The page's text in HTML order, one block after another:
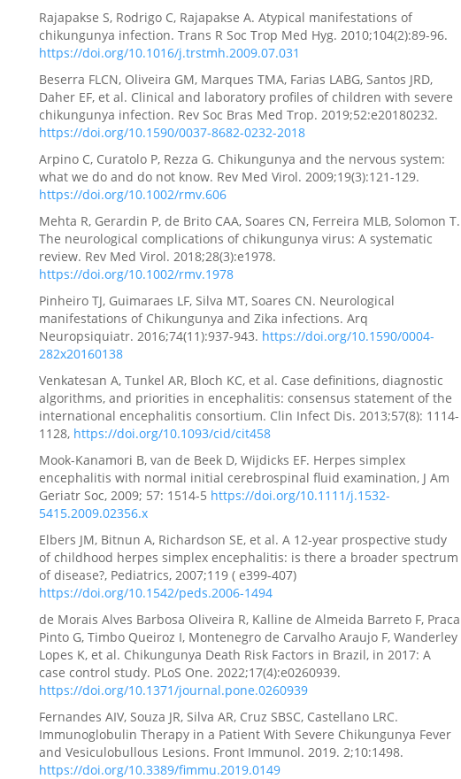
Rajapakse S, Rodrigo C, Rajapakse A. Atypical manifestations of
chikungunya infection. Trans R Soc Trop Med Hyg. 2010;104(2):89-96.
https://doi.org/10.1016/j.trstmh.2009.07.031
Beserra FLCN, Oliveira GM, Marques TMA, Farias LABG, Santos JRD,
Daher EF, et al. Clinical and laboratory profiles of children with severe
chikungunya infection. Rev Soc Bras Med Trop. 2019;52:e20180232.
https://doi.org/10.1590/0037-8682-0232-2018
Arpino C, Curatolo P, Rezza G. Chikungunya and the nervous system:
what we do and do not know. Rev Med Virol. 2009;19(3):121-129.
https://doi.org/10.1002/rmv.606
Mehta R, Gerardin P, de Brito CAA, Soares CN, Ferreira MLB, Solomon T.
The neurological complications of chikungunya virus: A systematic
review. Rev Med Virol. 2018;28(3):e1978.
https://doi.org/10.1002/rmv.1978
Pinheiro TJ, Guimaraes LF, Silva MT, Soares CN. Neurological
manifestations of Chikungunya and Zika infections. Arq
Neuropsiquiatr. 2016;74(11):937-943. https://doi.org/10.1590/0004-
282x20160138
Venkatesan A, Tunkel AR, Bloch KC, et al. Case definitions, diagnostic
algorithms, and priorities in encephalitis: consensus statement of the
international encephalitis consortium. Clin Infect Dis. 2013;57(8): 1114-
1128, https://doi.org/10.1093/cid/cit458
Mook-Kanamori B, van de Beek D, Wijdicks EF. Herpes simplex
encephalitis with normal initial cerebrospinal fluid examination, J Am
Geriatr Soc, 2009; 57: 1514-5 https://doi.org/10.1111/j.1532-
5415.2009.02356.x
Elbers JM, Bitnun A, Richardson SE, et al. A 12-year prospective study
of childhood herpes simplex encephalitis: is there a broader spectrum
of disease?, Pediatrics, 2007;119 ( e399-407)
https://doi.org/10.1542/peds.2006-1494
de Morais Alves Barbosa Oliveira R, Kalline de Almeida Barreto F, Praca
Pinto G, Timbo Queiroz I, Montenegro de Carvalho Araujo F, Wanderley
Lopes K, et al. Chikungunya Death Risk Factors in Brazil, in 2017: A
case control study. PLoS One. 2022;17(4):e0260939.
https://doi.org/10.1371/journal.pone.0260939
Fernandes AIV, Souza JR, Silva AR, Cruz SBSC, Castellano LRC.
Immunoglobulin Therapy in a Patient With Severe Chikungunya Fever
and Vesiculobullous Lesions. Front Immunol. 2019. 2;10:1498.
https://doi.org/10.3389/fimmu.2019.0149